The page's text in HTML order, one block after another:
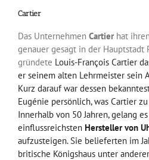
Cartier
Das Unternehmen Cartierhat
genauer gesagt in der Hauptstadt
gründete Louis-François Cartier
er seinem alten Lehrmeister sein
Kurz darauf war dessen
Eugénie persönlich, was Cartier
Innerhalb von 50 Jahren, gelang
einflussreichsten Hersteller von
aufzusteigen. Sie belieferten im
britische Königshaus unter